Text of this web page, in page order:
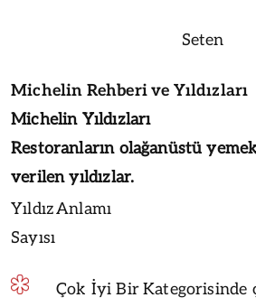
Seten
Michelin Rehberi ve Yıldızları
Michelin Yıldızları
Restoranların olağanüstü
verilen yıldızlar.
Yıldız
Sayısı
Anlamı
Çok İyi BirKategorisinde